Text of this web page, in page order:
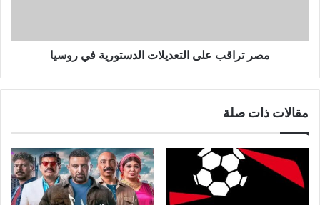
مصر تراقب على التعديلات الدستورية في روسيا
مقالات ذات صلة